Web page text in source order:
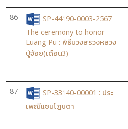
86
SP-44190-0003-2567
The ceremony to honor
Luang Pu : พิธีบวงสรวงหลวง
ปู่จ้อย(เดือน3)
87
SP-33140-00001 : ประ
เพณีแซนโฎนตา